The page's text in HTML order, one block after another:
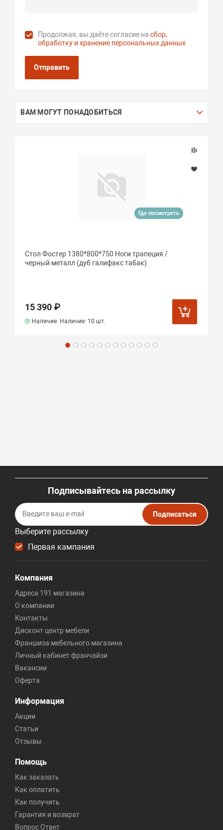
Продолжая, вы даёте согласие насбор,
обработку и хранение персональных данных
Отправить
ВАМ МОГУТ ПОНАДОБИТЬСЯ
Где посмотреть
Стол Фостер 1380*800*750 Ноги трапеция /
черный металл (дуб галифакс табак)
15 390 ₽
Наличие: Наличие: 10 шт.
Подписывайтесь на рассылку
Выберите рассылку
Первая кампания
Подписаться
Компания
Адреса 191 магазина
О компании
Контакты
Дисконт центр мебели
Франшиза мебельного магазина
Личный кабинет франчайзи
Вакансии
Оферта
Информация
Акции
Статьи
Отзывы
Помощь
Как заказать
Как оплатить
Как получить
Гарантия и возврат
Вопрос Ответ